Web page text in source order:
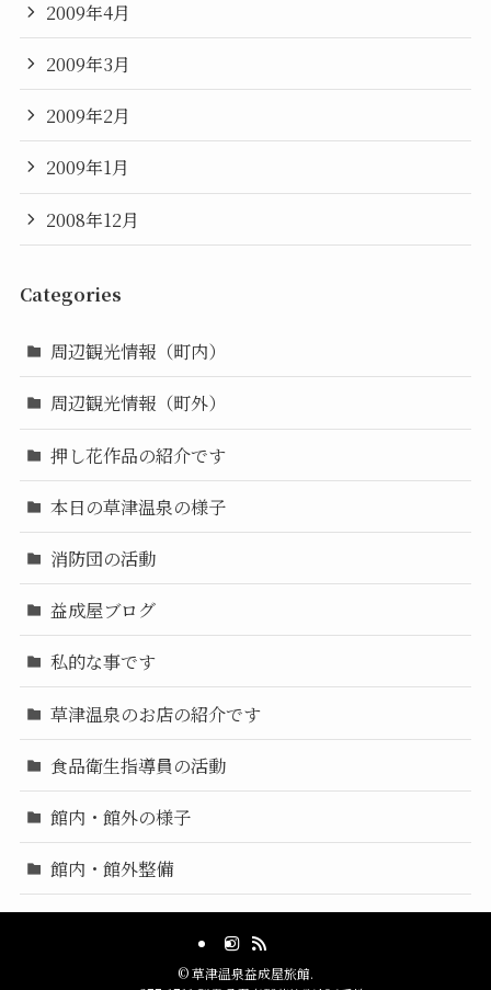
2009年4月
2009年3月
2009年2月
2009年1月
2008年12月
Categories
周辺観光情報（町内）
周辺観光情報（町外）
押し花作品の紹介です
本日の草津温泉の様子
消防団の活動
益成屋ブログ
私的な事です
草津温泉のお店の紹介です
食品衛生指導員の活動
館内・館外の様子
館内・館外整備
©草津温泉益成屋旅館.